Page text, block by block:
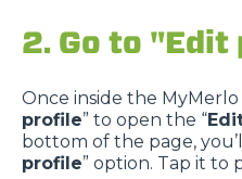
2. Go to
Once inside the
profile” to open the “
bottom of the page,
profile” option. Tap it to